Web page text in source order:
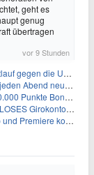
geht es
genug
übertragen
vor 9 Stunden
und Technologiedominanz
Deals zum Stöbern
+ Metall-Kreditkarte
– 50€ schon nach 1 Woche!
kostenlos in ChatGPT